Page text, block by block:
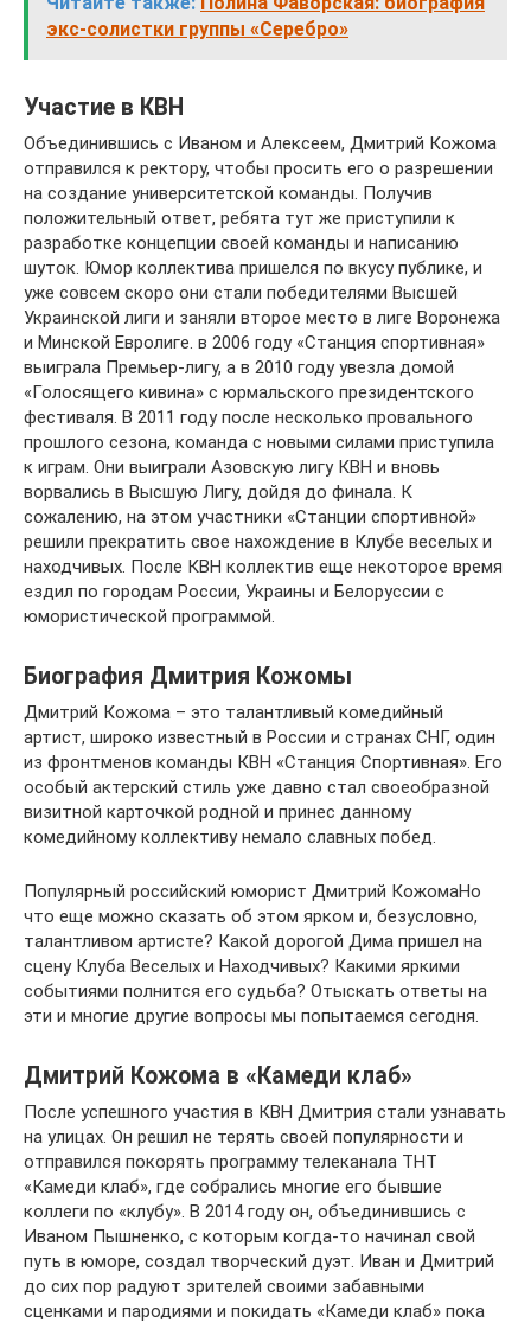
экс-солистки группы «Серебро»
Участие в КВН
Объединившись с Иваном и Алексеем, Дмитрий Кожома
отправился к ректору, чтобы просить его о разрешении
на создание университетской команды. Получив
положительный ответ, ребята тут же приступили к
разработке концепции своей команды и написанию
шуток. Юмор коллектива пришелся по вкусу публике, и
уже совсем скоро они стали победителями Высшей
Украинской лиги и заняли второе место в лиге Воронежа
и Минской Евролиге. в 2006 году «Станция спортивная»
выиграла Премьер-лигу, а в 2010 году увезла домой
«Голосящего кивина» с юрмальского президентского
фестиваля. В 2011 году после несколько провального
прошлого сезона, команда с новыми силами приступила
к играм. Они выиграли Азовскую лигу КВН и вновь
ворвались в Высшую Лигу, дойдя до финала. К
сожалению, на этом участники «Станции спортивной»
решили прекратить свое нахождение в Клубе веселых и
находчивых. После КВН коллектив еще некоторое время
ездил по городам России, Украины и Белоруссии с
юмористической программой.
Биография Дмитрия Кожомы
Дмитрий Кожома – это талантливый комедийный
артист, широко известный в России и странах СНГ, один
из фронтменов команды КВН «Станция Спортивная». Его
особый актерский стиль уже давно стал своеобразной
визитной карточкой родной и принес данному
комедийному коллективу немало славных побед.
Популярный российский юморист Дмитрий КожомаНо
что еще можно сказать об этом ярком и, безусловно,
талантливом артисте? Какой дорогой Дима пришел на
сцену Клуба Веселых и Находчивых? Какими яркими
событиями полнится его судьба? Отыскать ответы на
эти и многие другие вопросы мы попытаемся сегодня.
Дмитрий Кожома в «Камеди клаб»
После успешного участия в КВН Дмитрия стали узнавать
на улицах. Он решил не терять своей популярности и
отправился покорять программу телеканала ТНТ
«Камеди клаб», где собрались многие его бывшие
коллеги по «клубу». В 2014 году он, объединившись с
Иваном Пышненко, с которым когда-то начинал свой
путь в юморе, создал творческий дуэт. Иван и Дмитрий
до сих пор радуют зрителей своими забавными
сценками и пародиями и покидать «Камеди клаб» пока